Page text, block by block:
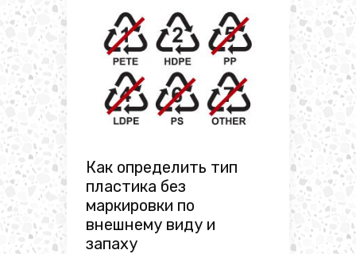
Как определить тип
пластика без
маркировки по
внешнему виду и
запаху